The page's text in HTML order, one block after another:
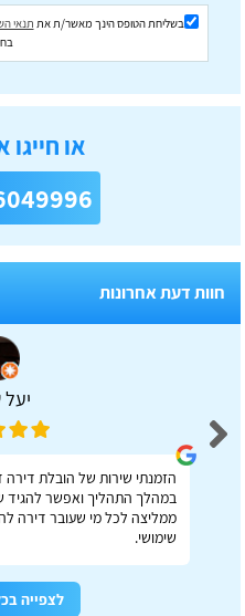
בשליחת הטופס הינך מאשר/ת את תנאי
או חייגו
חוות דעת אחרונות
הזמנתי שירות של הובלת
במהלך התהליך ואפשר להגיד
ממליצה לכל מי שעובר דירה
שימושי.
לצפייה